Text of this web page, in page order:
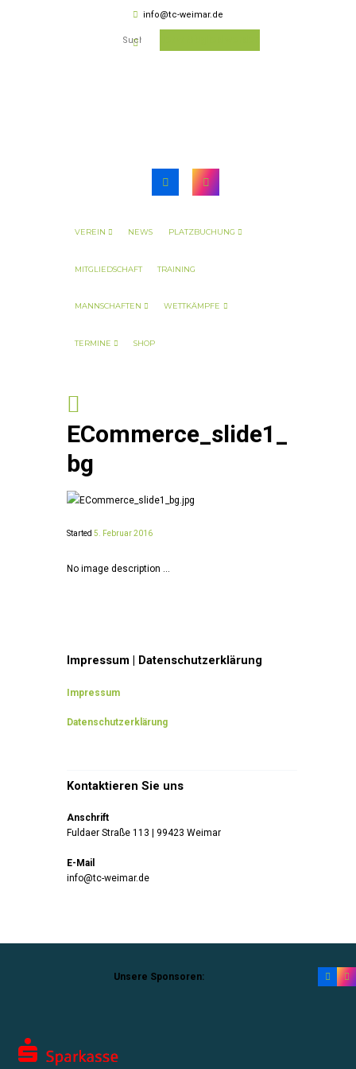
info@tc-weimar.de
VEREIN NEWS PLATZBUCHUNG
MITGLIEDSCHAFT TRAINING
MANNSCHAFTEN WETTKÄMPFE
TERMINE SHOP
ECommerce_slide1_
bg
Started 5. Februar 2016
No image description ...
Impressum | Datenschutzerklärung
Impressum
Datenschutzerklärung
Kontaktieren Sie uns
Anschrift
Fuldaer Straße 113 | 99423 Weimar
E-Mail
info@tc-weimar.de
Unsere Sponsoren: